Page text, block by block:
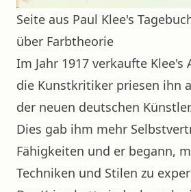
Seite aus Paul Klee's
über Farbtheorie
Im Jahr 1917 verkaufte
die Kunstkritiker priesen ihn
der neuen deutschen
Dies gab ihm mehr
Fähigkeiten und er begann,
Techniken und Stilen zu